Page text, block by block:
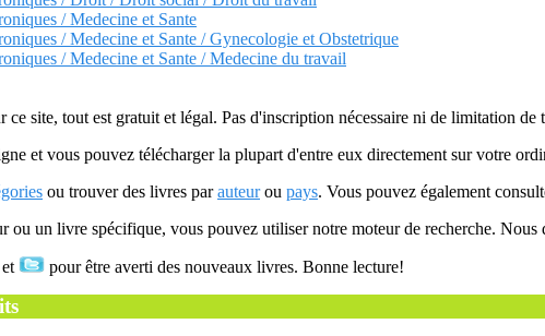
/ Medecine et Sante
/ Medecine et Sante / Gynecologie et Obstetrique
/ Medecine et Sante / Medecine du travail
site, tout est gratuit et légal. Pas d'inscription nécessaire ni de limitation de
et vous pouvez télécharger la plupart d'entre eux directement sur votre
ou trouver des livres parauteurou pays. Vous pouvez également
ou un livre spécifique, vous pouvez utiliser notre moteur de recherche. Nous
et pour être averti des nouveaux livres. Bonne lecture!